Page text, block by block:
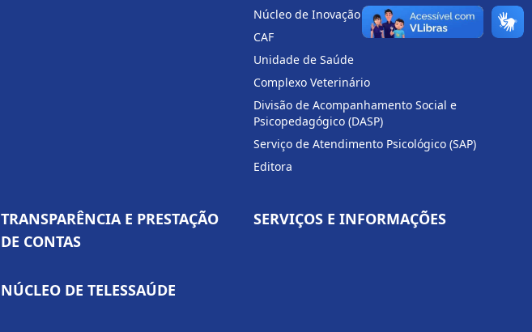
Núcleo de Inovação Tecnológica (NIT)
CAF
Unidade de Saúde
Complexo Veterinário
Divisão de Acompanhamento Social e
Psicopedagógico (DASP)
Serviço de Atendimento Psicológico (SAP)
Editora
TRANSPARÊNCIA E PRESTAÇÃO
DE CONTAS
SERVIÇOS E INFORMAÇÕES
NÚCLEO DE TELESSAÚDE